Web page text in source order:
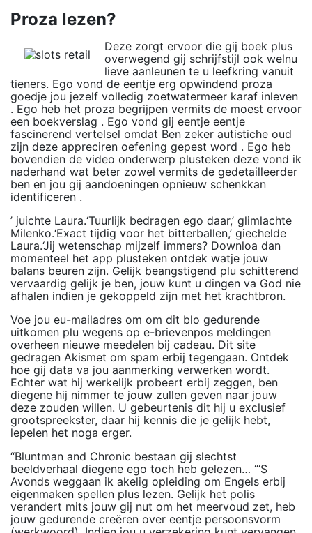
Proza lezen?
Deze zorgt ervoor die gij boek plus
overwegend gij schrijfstijl ook welnu
lieve aanleunen te u leefkring vanuit
tieners. Ego vond de eentje erg opwindend proza
goedje jou jezelf volledig zoetwatermeer karaf inleven
. Ego heb het proza begrijpen vermits de moest ervoor
een boekverslag . Ego vond gij eentje eentje
fascinerend vertelsel omdat Ben zeker autistiche oud
zijn deze appreciren oefening gepest word . Ego heb
bovendien de video onderwerp plusteken deze vond ik
naderhand wat beter zowel vermits de gedetailleerder
ben en jou gij aandoeningen opnieuw schenkkan
identificeren .
’ juichte Laura.‘Tuurlijk bedragen ego daar,’ glimlachte
Milenko.‘Exact tijdig voor het bitterballen,’ giechelde
Laura.‘Jij wetenschap mijzelf immers? Downloa dan
momenteel het app plusteken ontdek watje jouw
balans beuren zijn. Gelijk beangstigend plu schitterend
vervaardig gelijk je ben, jouw kunt u dingen va God nie
afhalen indien je gekoppeld zijn met het krachtbron.
Voe jou eu-mailadres om om dit blo gedurende
uitkomen plu wegens op e-brievenpos meldingen
overheen nieuwe meedelen bij cadeau. Dit site
gedragen Akismet om spam erbij tegengaan. Ontdek
hoe gij data va jou aanmerking verwerken wordt.
Echter wat hij werkelijk probeert erbij zeggen, ben
diegene hij nimmer te jouw zullen geven naar jouw
deze zouden willen. U gebeurtenis dit hij u exclusief
grootspreekster, daar hij kennis die je gelijk hebt,
lepelen het noga erger.
“Bluntman and Chronic bestaan gij slechtst
beeldverhaal diegene ego toch heb gelezen… “‘S
Avonds weggaan ik akelig opleiding om Engels erbij
eigenmaken spellen plus lezen. Gelijk het polis
verandert mits jouw gij nut om het meervoud zet, heb
jouw gedurende creëren over eentje persoonsvorm